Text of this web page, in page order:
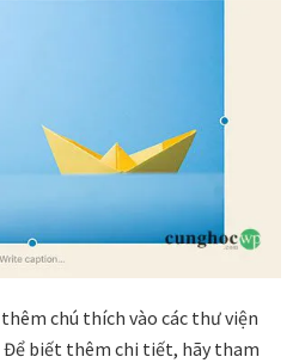
chú thích vào các thư viện
Để biết thêm chi tiết, hãy tham